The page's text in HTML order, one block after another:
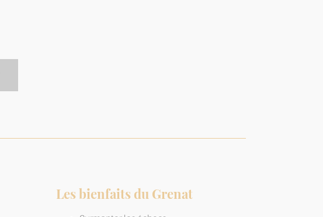
Les bienfaits du Grenat